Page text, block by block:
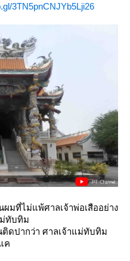
3TN5pnCNJYb5Lji26
มที่ไม่แพ้ศาลเจ้าพ่อเสืออย่าง
ทับทิม
ติดปากว่า ศาลเจ้าแม่ทับทิม
ค